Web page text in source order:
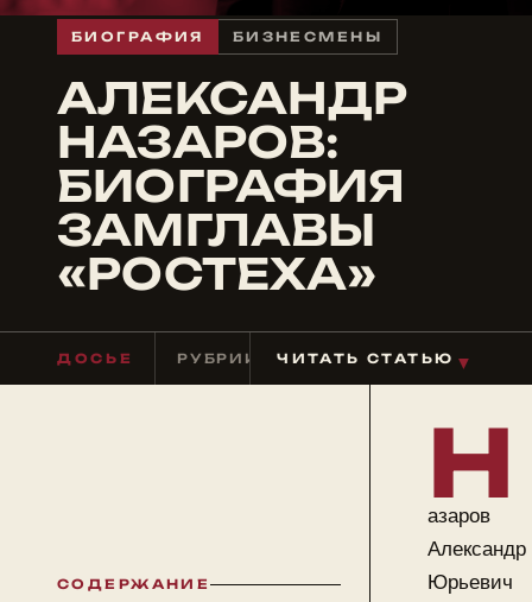
БИОГРАФИЯ БИЗНЕСМЕНЫ
АЛЕКСАНДР
НАЗАРОВ:
БИОГРАФИЯ
ЗАМГЛАВЫ
«РОСТЕХА»
ДОСЬЕ РУБРИКАБИЗНЕСМЕНЫ
ЧИТАТЬ СТАТЬЮ ▼
СОДЕРЖАНИЕ
Н
азаров
Александр
Юрьевич